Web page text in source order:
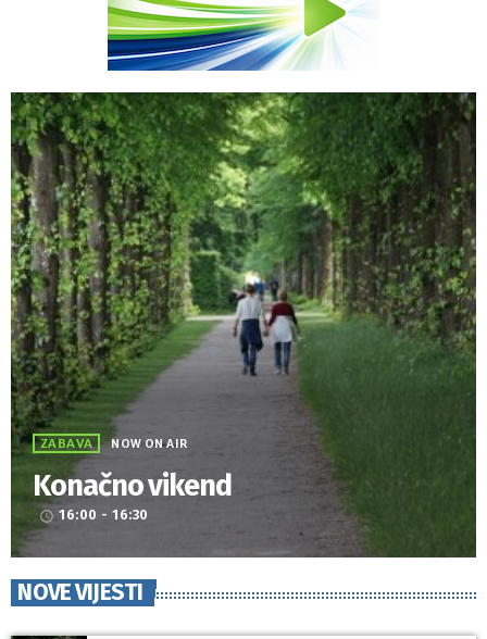
ZABAVA NOW ON AIR
Konačno vikend
access_time 16:00 - 16:30
NOVE VIJESTI